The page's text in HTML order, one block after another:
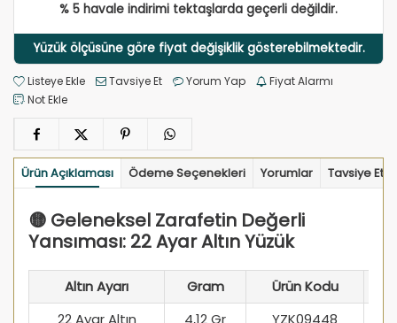
% 5 havale indirimi tektaşlarda geçerli değildir.
Yüzük ölçüsüne göre fiyat değişiklik gösterebilmektedir.
Listeye Ekle Tavsiye Et Yorum Yap
Fiyat Alarmı
Not Ekle
Ürün Açıklaması Ödeme Seçenekleri Yorumlar Tavsiye Et
🟡 Geleneksel Zarafetin Değerli
Yansıması: 22 Ayar Altın Yüzük
Altın Ayarı Gram
Ürün Kodu